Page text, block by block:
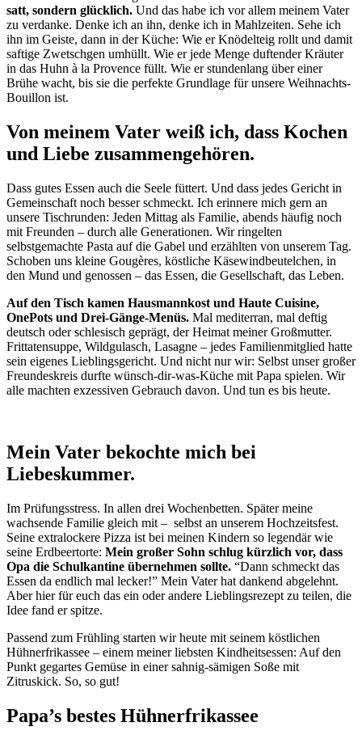
satt, sondern glücklich. Und das habe ich vor allem meinem Vater
zu verdanke. Denke ich an ihn, denke ich in Mahlzeiten. Sehe ich
ihn im Geiste, dann in der Küche: Wie er Knödelteig rollt und damit
saftige Zwetschgen umhüllt. Wie er jede Menge duftender Kräuter
in das Huhn à la Provence füllt. Wie er stundenlang über einer
Brühe wacht, bis sie die perfekte Grundlage für unsere Weihnachts-
Bouillon ist.
Von meinem Vater weiß ich, dass Kochen
und Liebe zusammengehören.
Dass gutes Essen auch die Seele füttert. Und dass jedes Gericht in
Gemeinschaft noch besser schmeckt. Ich erinnere mich gern an
unsere Tischrunden: Jeden Mittag als Familie, abends häufig noch
mit Freunden – durch alle Generationen. Wir ringelten
selbstgemachte Pasta auf die Gabel und erzählten von unserem Tag.
Schoben uns kleine Gougères, köstliche Käsewindbeutelchen, in
den Mund und genossen – das Essen, die Gesellschaft, das Leben.
Auf den Tisch kamen Hausmannkost und Haute Cuisine,
OnePots und Drei-Gänge-Menüs. Mal mediterran, mal deftig
deutsch oder schlesisch geprägt, der Heimat meiner Großmutter.
Frittatensuppe, Wildgulasch, Lasagne – jedes Familienmitglied hatte
sein eigenes Lieblingsgericht. Und nicht nur wir: Selbst unser großer
Freundeskreis durfte wünsch-dir-was-Küche mit Papa spielen. Wir
alle machten exzessiven Gebrauch davon. Und tun es bis heute.
Mein Vater bekochte mich bei
Liebeskummer.
Im Prüfungsstress. In allen drei Wochenbetten. Später meine
wachsende Familie gleich mit – selbst an unserem Hochzeitsfest.
Seine extralockere Pizza ist bei meinen Kindern so legendär wie
seine Erdbeertorte: Mein großer Sohn schlug kürzlich vor, dass
Opa die Schulkantine übernehmen sollte. “Dann schmeckt das
Essen da endlich mal lecker!” Mein Vater hat dankend abgelehnt.
Aber hier für euch das ein oder andere Lieblingsrezept zu teilen, die
Idee fand er spitze.
Passend zum Frühling starten wir heute mit seinem köstlichen
Hühnerfrikassee – einem meiner liebsten Kindheitsessen: Auf den
Punkt gegartes Gemüse in einer sahnig-sämigen Soße mit
Zitruskick. So, so gut!
Papa’s bestes Hühnerfrikassee